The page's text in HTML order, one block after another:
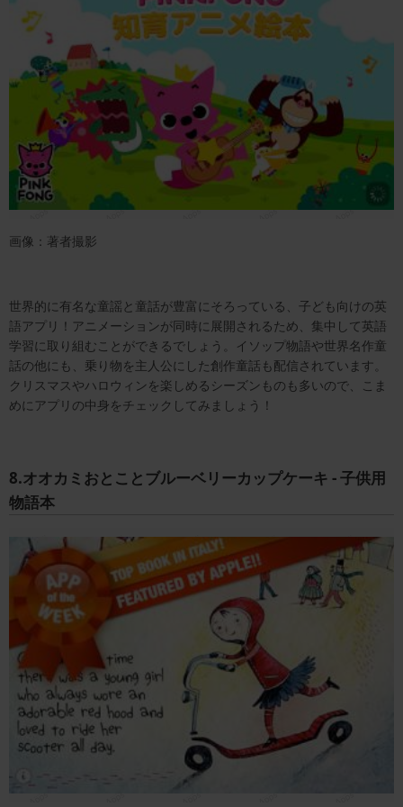
画像：著者撮影
世界的に有名な童謡と童話が豊富にそろっている、子ども向けの英
語アプリ！アニメーションが同時に展開されるため、集中して英語
学習に取り組むことができるでしょう。イソップ物語や世界名作童
話の他にも、乗り物を主人公にした創作童話も配信されています。
クリスマスやハロウィンを楽しめるシーズンものも多いので、こま
めにアプリの中身をチェックしてみましょう！
8.オオカミおとことブルーベリーカップケーキ - 子供用
物語本